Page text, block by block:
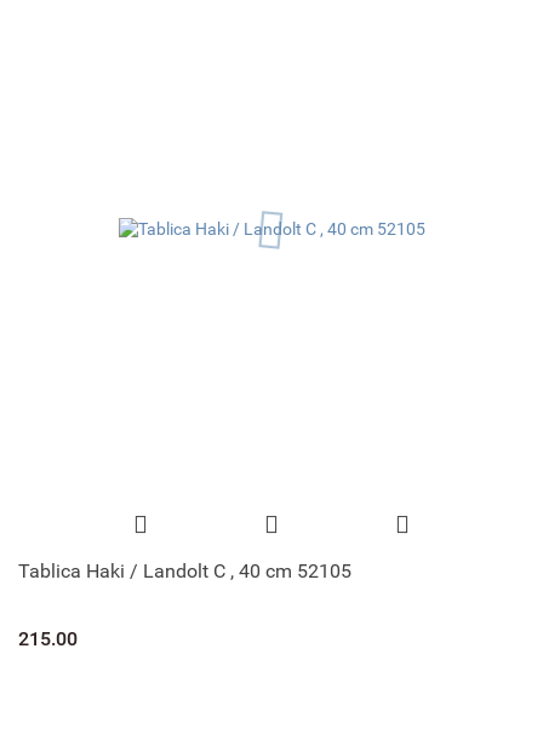
Tablica Haki / Landolt C , 40 cm 52105
215.00